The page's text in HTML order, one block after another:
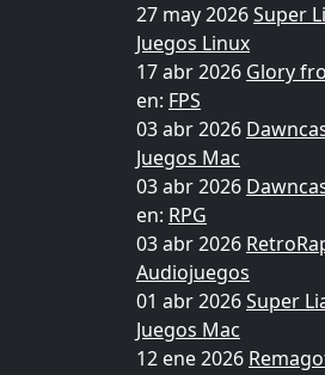
27 may 2026Super
Juegos Linux
17 abr 2026 Glory
en: FPS
03 abr 2026
Juegos Mac
03 abr 2026
en: RPG
03 abr 2026
Audiojuegos
01 abr 2026Super
Juegos Mac
12 ene 2026